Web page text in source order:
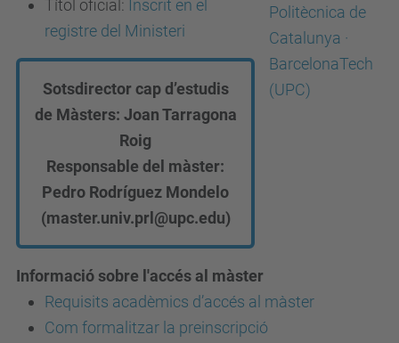
Títol oficial: Inscrit en el
registre del Ministeri
Sotsdirector cap d’estudis
de Màsters: Joan Tarragona
Roig
Responsable del màster:
Pedro Rodríguez Mondelo
(master.univ.prl@upc.edu)
Informació sobre l'accés al màster
Requisits acadèmics d’accés al màster
Com formalitzar la preinscripció